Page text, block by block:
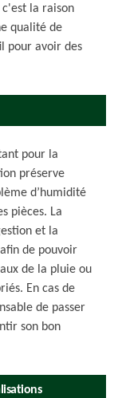
la raison
qualité de
pour avoir des
pour la
préserve
d’humidité
pièces. La
et la
de pouvoir
de la pluie ou
En cas de
de passer
son bon